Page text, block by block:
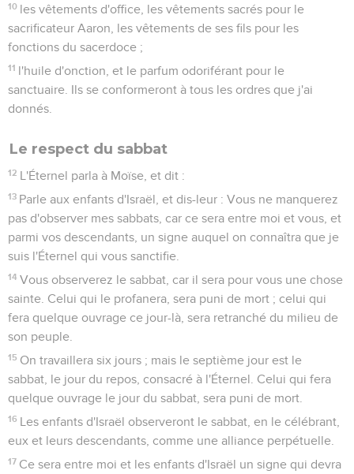
10 les vêtements d'office, les vêtements sacrés pour le
sacrificateur Aaron, les vêtements de ses fils pour les
fonctions du sacerdoce ;
11 l'huile d'onction, et le parfum odoriférant pour le
sanctuaire. Ils se conformeront à tous les ordres que j'ai
donnés.
Le respect du sabbat
12 L'Éternel parla à Moïse, et dit :
13 Parle aux enfants d'Israël, et dis-leur : Vous ne manquerez
pas d'observer mes sabbats, car ce sera entre moi et vous, et
parmi vos descendants, un signe auquel on connaîtra que je
suis l'Éternel qui vous sanctifie.
14 Vous observerez le sabbat, car il sera pour vous une chose
sainte. Celui qui le profanera, sera puni de mort ; celui qui
fera quelque ouvrage ce jour-là, sera retranché du milieu de
son peuple.
15 On travaillera six jours ; mais le septième jour est le
sabbat, le jour du repos, consacré à l'Éternel. Celui qui fera
quelque ouvrage le jour du sabbat, sera puni de mort.
16 Les enfants d'Israël observeront le sabbat, en le célébrant,
eux et leurs descendants, comme une alliance perpétuelle.
17 Ce sera entre moi et les enfants d'Israël un signe qui devra